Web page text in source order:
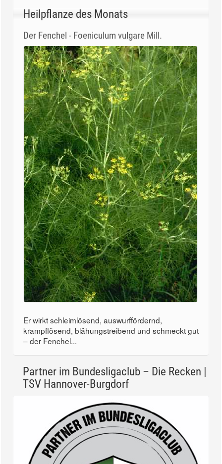
Heilpflanze des Monats
Der Fenchel - Foeniculum vulgare Mill.
Er wirkt schleimlösend, auswurffördernd,
krampflösend, blähungstreibend und schmeckt gut
– der Fenchel...
Partner im Bundesligaclub – Die Recken |
TSV Hannover-Burgdorf